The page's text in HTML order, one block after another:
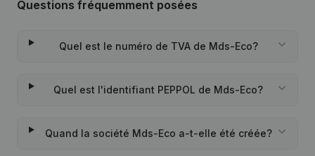
Questions fréquemment posées
Quel est le numéro de TVA de Mds-Eco?
Quel est l'identifiant PEPPOL de Mds-Eco?
Quand la société Mds-Eco a-t-elle été créée?